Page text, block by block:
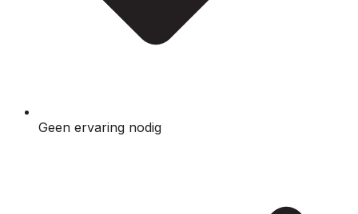
Geen ervaring nodig